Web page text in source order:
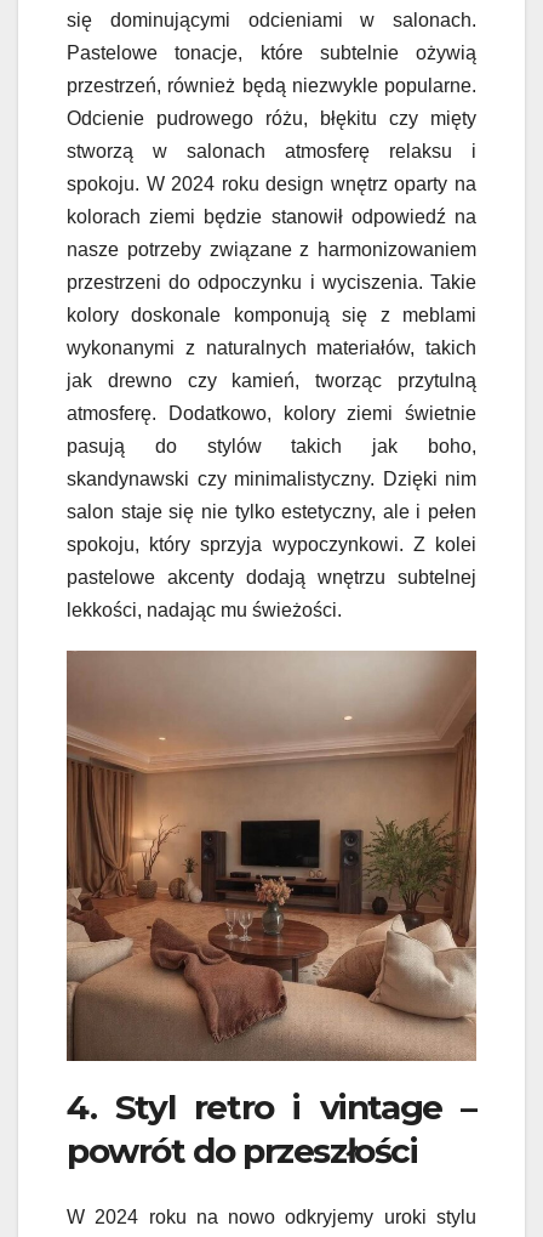
się dominującymi odcieniami w salonach.
Pastelowe tonacje, które subtelnie ożywią
przestrzeń, również będą niezwykle popularne.
Odcienie pudrowego różu, błękitu czy mięty
stworzą w salonach atmosferę relaksu i
spokoju. W 2024 roku design wnętrz oparty na
kolorach ziemi będzie stanowił odpowiedź na
nasze potrzeby związane z harmonizowaniem
przestrzeni do odpoczynku i wyciszenia. Takie
kolory doskonale komponują się z meblami
wykonanymi z naturalnych materiałów, takich
jak drewno czy kamień, tworząc przytulną
atmosferę. Dodatkowo, kolory ziemi świetnie
pasują do stylów takich jak boho,
skandynawski czy minimalistyczny. Dzięki nim
salon staje się nie tylko estetyczny, ale i pełen
spokoju, który sprzyja wypoczynkowi. Z kolei
pastelowe akcenty dodają wnętrzu subtelnej
lekkości, nadając mu świeżości.
4. Styl retro i vintage –
powrót do przeszłości
W 2024 roku na nowo odkryjemy uroki stylu